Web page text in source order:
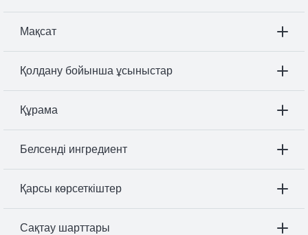
Мақсат
Қолдану бойынша ұсыныстар
Құрама
Белсенді ингредиент
Қарсы көрсеткіштер
Сақтау шарттары